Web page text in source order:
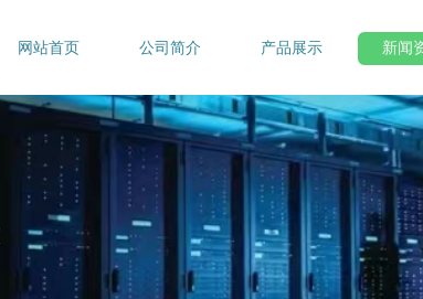
网站首页 公司简介 产品展示 新闻